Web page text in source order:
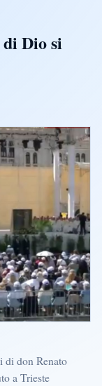
Dio si
di don Renato
a Trieste